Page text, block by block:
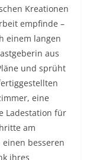
Kreationen
empfinde –
einem langen
aus
und sprüht
eine
Ladestation für
am
besseren
ihres